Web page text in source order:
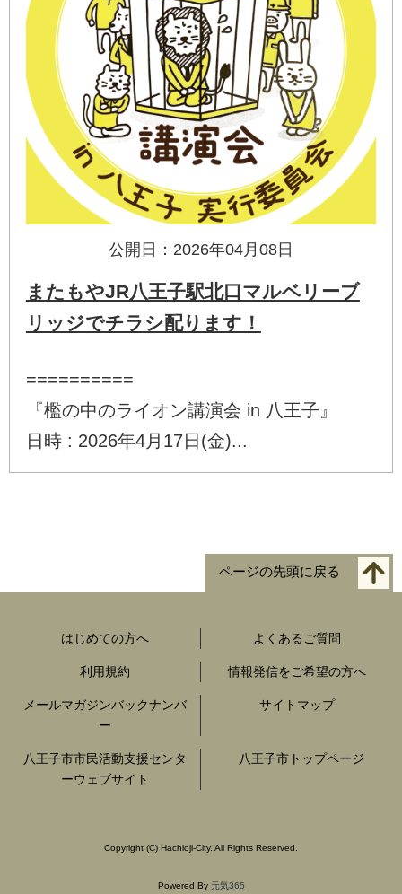
公開日：2026年04月08日
またもやJR八王子駅北口マルベリーブ
リッジでチラシ配ります！
==========
『檻の中のライオン講演会 in 八王子』
日時 : 2026年4月17日(金)...
ページの先頭に戻る
はじめての方へ よくあるご質問
利用規約 情報発信をご希望の方へ
メールマガジンバックナンバ
ー
サイトマップ
八王子市市民活動支援センタ
ーウェブサイト
八王子市トップページ
Copyright (C) Hachioji-City. All Rights Reserved.
Powered By 元気365